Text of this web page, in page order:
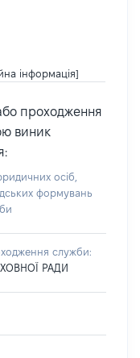
інформація]
проходження
виник
осіб,
формувань
служби:
РАДИ